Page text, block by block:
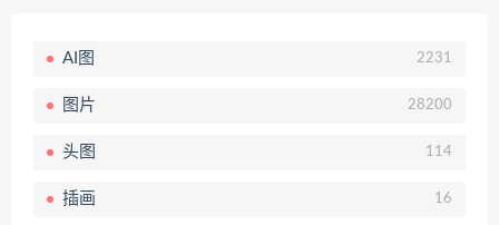
AI图 2231
图片 28200
头图 114
插画 16